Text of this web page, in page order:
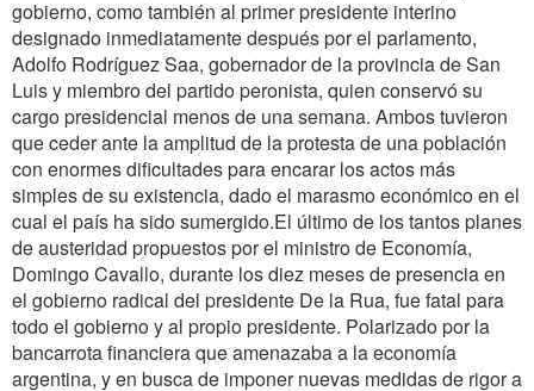
gobierno, como también al primer presidente interino
designado inmediatamente después por el parlamento,
Adolfo Rodríguez Saa, gobernador de la provincia de San
Luis y miembro del partido peronista, quien conservó su
cargo presidencial menos de una semana. Ambos tuvieron
que ceder ante la amplitud de la protesta de una población
con enormes dificultades para encarar los actos más
simples de su existencia, dado el marasmo económico en el
cual el país ha sido sumergido.El último de los tantos planes
de austeridad propuestos por el ministro de Economía,
Domingo Cavallo, durante los diez meses de presencia en
el gobierno radical del presidente De la Rua, fue fatal para
todo el gobierno y al propio presidente. Polarizado por la
bancarrota financiera que amenazaba a la economía
argentina, y en busca de imponer nuevas medidas de rigor a